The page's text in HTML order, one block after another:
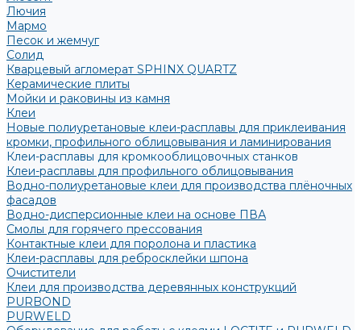
Лючия
Мармо
Песок и жемчуг
Солид
Кварцевый агломерат SPHINX QUARTZ
Керамические плиты
Мойки и раковины из камня
Клеи
Новые полиуретановые клеи-расплавы для приклеивания
кромки, профильного облицовывания и ламинирования
Клеи-расплавы для кромкооблицовочных станков
Клеи-расплавы для профильного облицовывания
Водно-полиуретановые клеи для производства плёночных
фасадов
Водно-дисперсионные клеи на основе ПВА
Смолы для горячего прессования
Контактные клеи для поролона и пластика
Клеи-расплавы для ребросклейки шпона
Очистители
Клеи для производства деревянных конструкций
PURBOND
PURWELD